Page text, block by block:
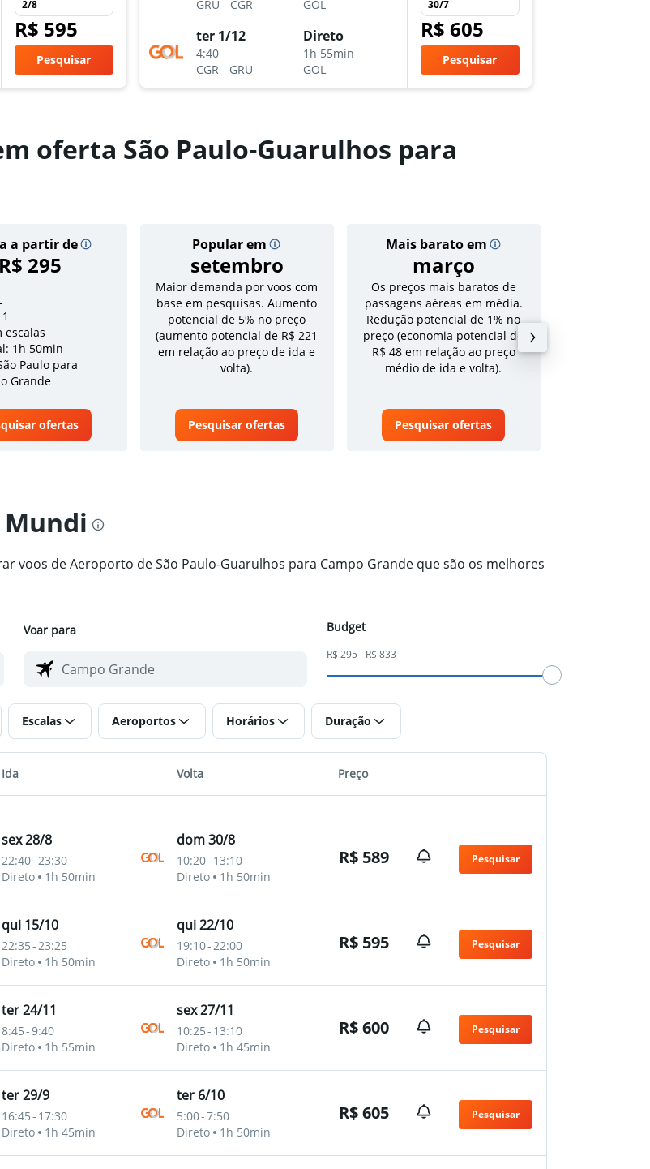
2/8
R$ 595
Pesquisar
GRU - CGR
GOL
ter 1/12
4:40
CGR - GRU
Direto
1h 55min
GOL
30/7
R$ 605
Pesquisar
oferta São Paulo-Guarulhos para
a partir de
R$ 295
Popular em
setembro
Mais barato em
março
escalas
1h 50min
Paulo para
Grande
ofertas
Maior demanda por voos com
base em pesquisas. Aumento
potencial de 5% no preço
(aumento potencial de R$ 221
em relação ao preço de ida e
volta).
Pesquisar ofertas
Os preços mais baratos de
passagens aéreas em média.
Redução potencial de 1% no
preço (economia potencial de
R$ 48 em relação ao preço
médio de ida e volta).
Pesquisar ofertas
voos de Aeroporto de São Paulo-Guarulhos para Campo Grande que são os melhores
Voar para Budget
R$ 295 - R$ 833
Escalas Aeroportos Horários Duração
Ida Volta Preço
sex 28/8
22:40-23:30
Direto
1h 50min
dom 30/8
10:20- 13:10
Direto
1h 50min
R$ 589 Pesquisar
qui 15/10
22:35-23:25
Direto
1h 50min
qui 22/10
19:10-22:00
Direto
1h 50min
R$ 595 Pesquisar
ter 24/11
8:45-9:40
Direto
1h 55min
sex 27/11
10:25- 13:10
Direto
1h 45min
R$ 600 Pesquisar
ter 29/9
16:45- 17:30
Direto
1h 45min
ter 6/10
5:00-7:50
Direto
1h 50min
R$ 605 Pesquisar